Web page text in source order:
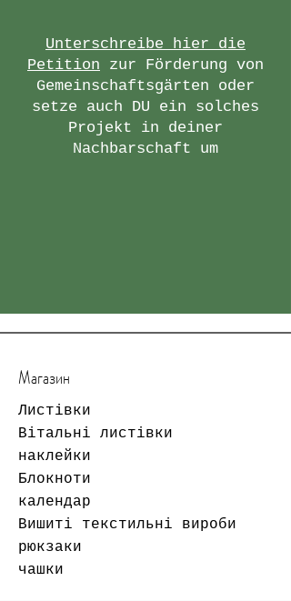
Unterschreibe hier die
Petition zur Förderung von
Gemeinschaftsgärten oder
setze auch DU ein solches
Projekt in deiner
Nachbarschaft um
Магазин
Листівки
Вітальні листівки
наклейки
Блокноти
календар
Вишиті текстильні вироби
рюкзаки
чашки